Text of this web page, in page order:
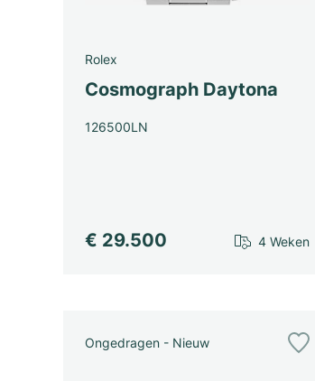
Rolex
Cosmograph Daytona
126500LN
€ 29.500 4 Weken
Ongedragen - Nieuw